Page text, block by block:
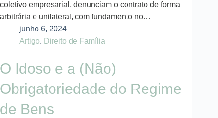
coletivo empresarial, denunciam o contrato de forma
arbitrária e unilateral, com fundamento no…
junho 6, 2024
Artigo, Direito de Família
O Idoso e a (Não)
Obrigatoriedade do Regime
de Bens